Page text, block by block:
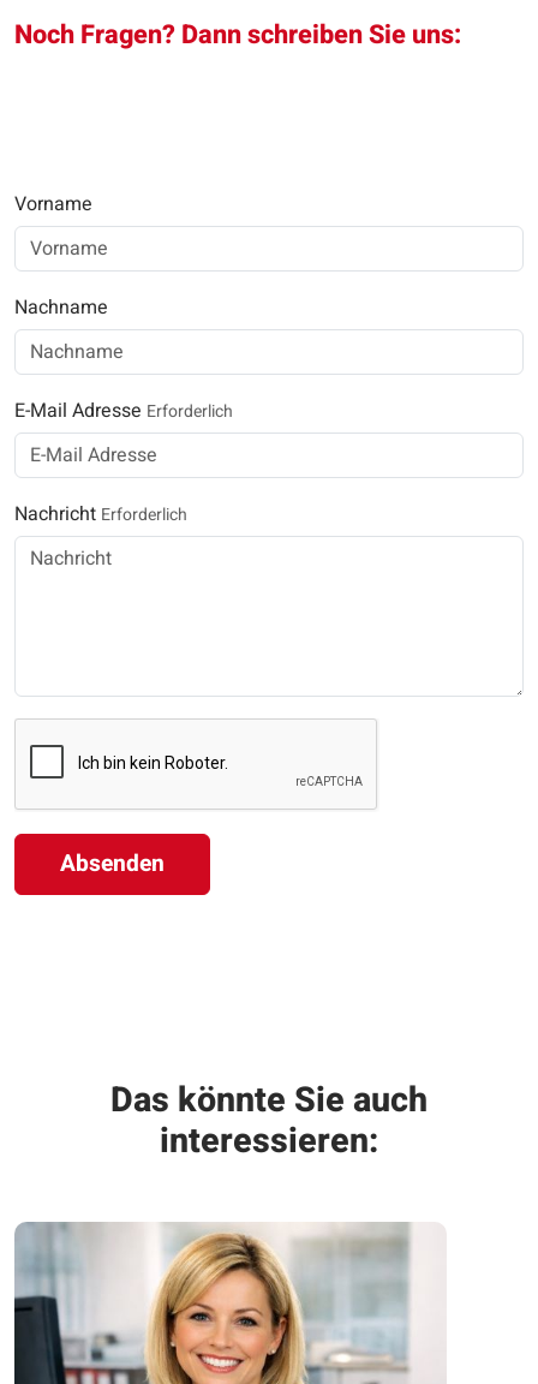
Noch Fragen? Dann schreiben Sie uns:
Vorname
Nachname
E-Mail Adresse Erforderlich
Nachricht Erforderlich
Absenden
Das könnte Sie auch
interessieren: